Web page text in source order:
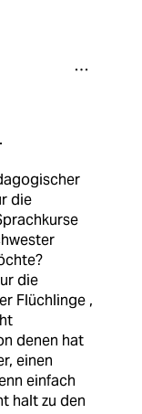
die
die
Flüchlinge ,
denen hat
einen
einfach
halt zu den